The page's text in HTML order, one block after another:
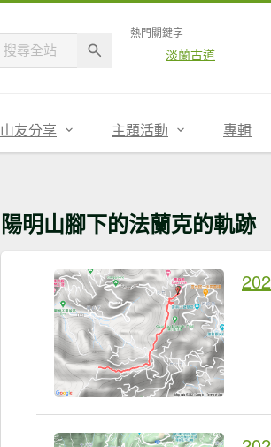
熱門關鍵字
淡蘭古道
山友分享 主題活動 專輯
陽明山腳下的法蘭克的軌跡